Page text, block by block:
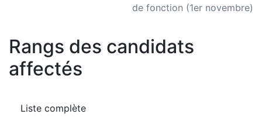
de fonction (1er novembre)
Rangs des candidats
affectés
Liste complète